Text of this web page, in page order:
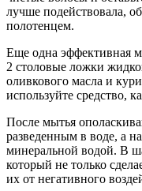
лучше подействовала,
полотенцем.
Еще одна эффективная
2 столовые ложки
оливкового масла и
используйте средство,
После мытья
разведенным в воде, а
минеральной водой. В
который не только
их от негативного